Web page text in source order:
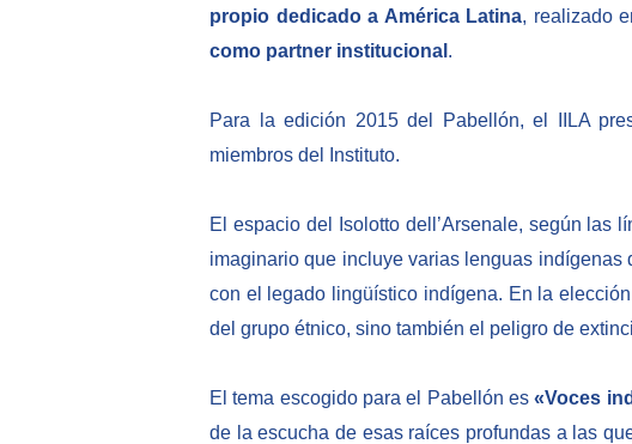
propio dedicado a América Latina, realizado
como partner institucional .
Para la edición 2015 del Pabellón, el IILA
miembros del Instituto.
El espacio del Isolotto dell’Arsenale, según las
imaginario que incluye varias lenguas indígenas
con el legado lingüístico indígena. En la
del grupo étnico, sino también el peligro de
El tema escogido para el Pabellón es«Voces
de la escucha de esas raíces profundas a las